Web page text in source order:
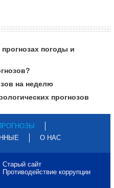
погоды и
на неделю
прогнозов
О НАС
Старый сайт
Противодействие коррупции